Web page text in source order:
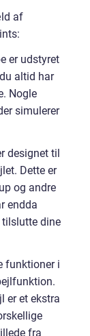
af
er udstyret
altid har
Nogle
simulerer
designet til
Dette er
og andre
endda
tilslutte dine
funktioner i
er et ekstra
fra